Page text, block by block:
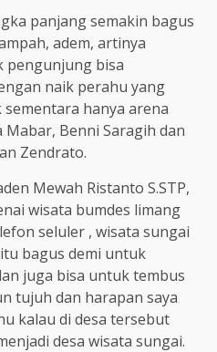
panjang semakin bagus
adem, artinya
pengunjung bisa
naik perahu yang
hanya arena
Benni Saragih dan
Zendrato.
Mewah Ristanto S.STP,
wisata bumdes limang
seluler , wisata sungai
bagus demi untuk
juga bisa untuk tembus
tujuh dan harapan saya
kalau di desa tersebut
desa wisata sungai.